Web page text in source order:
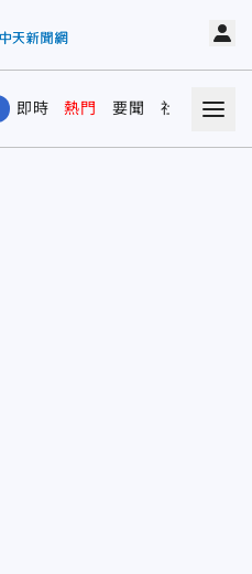
即時 熱門 要聞 社會 娛樂